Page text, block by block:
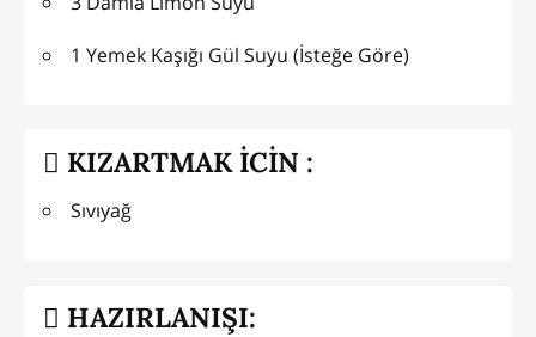
1 Yemek Kaşığı Gül Suyu (İsteğe Göre)
KIZARTMAK İCİN :
Sıvıyağ
HAZIRLANIŞI: